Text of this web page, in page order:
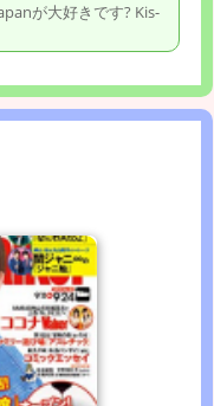
が大好きです? Kis-